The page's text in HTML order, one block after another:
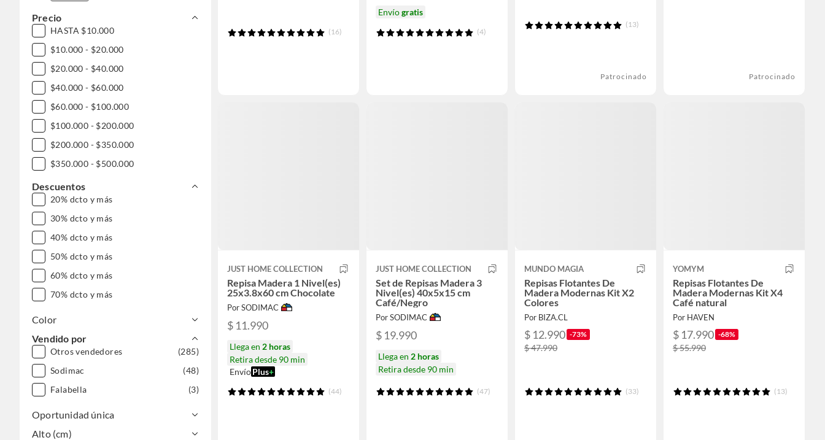
Precio
HASTA $10.000
$10.000 - $20.000
$20.000 - $40.000
$40.000 - $60.000
$60.000 - $100.000
$100.000 - $200.000
$200.000 - $350.000
$350.000 - $500.000
$500.000 - $1.000.000
DESDE $1.000.000
Descuentos
20% dcto y más
30% dcto y más
40% dcto y más
50% dcto y más
60% dcto y más
70% dcto y más
Color
Vendido por
Otros vendedores
(285)
Sodimac
(48)
Falabella
(3)
Oportunidad única
Alto (cm)
(16)
Envíogratis
(4)
(13)
Patrocinado Patrocinado
JUST HOME COLLECTION
Repisa Madera 1 Nivel(es)
25x3.8x60 cm Chocolate
Por SODIMAC
$ 11.990
Llega en 2 horas
Retira desde 90 min
EnvíoPlus+
(44)
JUST HOME COLLECTION
Set de Repisas Madera 3
Nivel(es) 40x5x15 cm
Café/Negro
Por SODIMAC
$ 19.990
Llega en 2 horas
Retira desde 90 min
(47)
MUNDO MAGIA
Repisas Flotantes De
Madera Modernas Kit X2
Colores
Por BIZA.CL
$ 12.990 -73%
$ 47.990
(33)
YOMYM
Repisas Flotantes De
Madera Modernas Kit X4
Café natural
Por HAVEN
$ 17.990 -68%
$ 55.990
(13)